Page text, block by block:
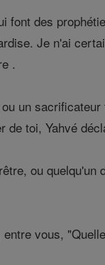
font des
Je n'ai
.
un
de toi, Yahvé
ou
vous,